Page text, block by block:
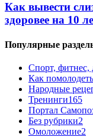
Как вывести
здоровее на 10
Популярные
Спорт, фитнес,
Как помолодеть
Народные
Тренинги165
Портал
Без рубрики2
Омоложение2